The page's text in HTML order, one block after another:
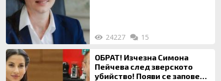
24227 15
ОБРАТ! Изчезна Симона
Пейчева след зверското
убийство! Появи се заповед